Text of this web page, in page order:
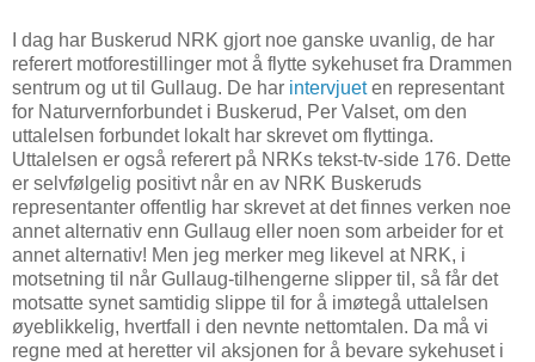
I dag har Buskerud NRK gjort noe ganske uvanlig, de har
referert motforestillinger mot å flytte sykehuset fra Drammen
sentrum og ut til Gullaug. De har intervjueten representant
for Naturvernforbundet i Buskerud, Per Valset, om den
uttalelsen forbundet lokalt har skrevet om flyttinga.
Uttalelsen er også referert på NRKs tekst-tv-side 176. Dette
er selvfølgelig positivt når en av NRK Buskeruds
representanter offentlig har skrevet at det finnes verken noe
annet alternativ enn Gullaug eller noen som arbeider for et
annet alternativ! Men jeg merker meg likevel at NRK, i
motsetning til når Gullaug-tilhengerne slipper til, så får det
motsatte synet samtidig slippe til for å imøtegå uttalelsen
øyeblikkelig, hvertfall i den nevnte nettomtalen. Da må vi
regne med at heretter vil aksjonen for å bevare sykehuset i